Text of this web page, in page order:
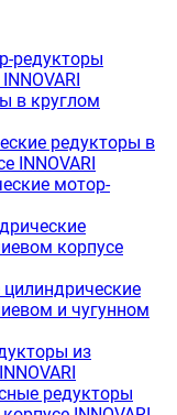
редукторы
в круглом
редукторы в
INNOVARI
мотор-
корпусе
цилиндрические
и чугунном
из
редукторы